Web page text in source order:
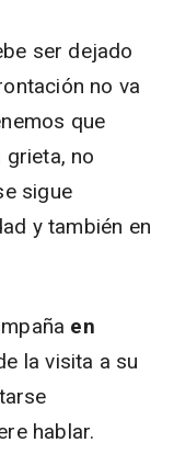
ser dejado
no va
que
no
sigue
y también en
en
la visita a su
hablar.